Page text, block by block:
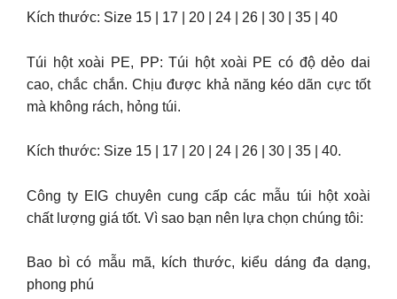
Kích thước: Size 15 | 17 | 20 | 24 | 26 | 30 | 35 | 40
Túi hột xoài PE, PP: Túi hột xoài PE có độ dẻo dai
cao, chắc chắn. Chịu được khả năng kéo dãn cực tốt
mà không rách, hỏng túi.
Kích thước: Size 15 | 17 | 20 | 24 | 26 | 30 | 35 | 40.
Công ty EIG chuyên cung cấp các mẫu túi hột xoài
chất lượng giá tốt. Vì sao bạn nên lựa chọn chúng tôi:
Bao bì có mẫu mã, kích thước, kiểu dáng đa dạng,
phong phú